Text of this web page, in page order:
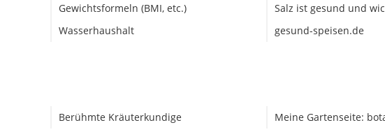
Gewichtsformeln (BMI, etc.)
Wasserhaushalt
Salz ist gesund und
gesund-speisen.de
Berühmte Kräuterkundige Meine Gartenseite: